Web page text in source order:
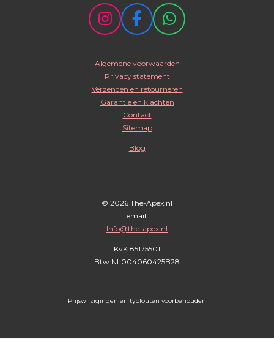
I
t
a
g
F
e
b
o
o
k
W
t
s
A
Algemene voorwaarden
Privacy statement
Verzenden en retourneren
Garantie en klachten
Contact
Sitemap
Blog
© 2026 The-Apex.nl
email:
Info@the-apex.nl
KvK 85175501
Btw NL004060425B28
Prijswijzigingen en typfouten voorbehouden